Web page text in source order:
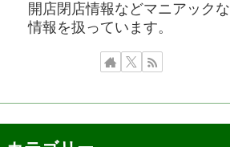
開店閉店情報などマニアックな
情報を扱っています。